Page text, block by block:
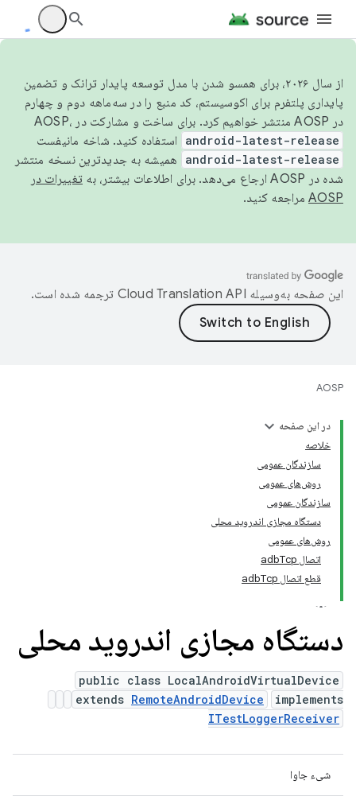
از سال ۲۰۲۶، برای همسو شدن با مدل توسعه پایدار ترانک و تضمین
پایداری پلتفرم برای اکوسیستم، کد منبع را در سه‌ماهه دوم و چهارم
در AOSP منتشر خواهیم کرد. برای ساخت و مشارکت در AOSP،
android-latest-release استفاده کنید. شاخه مانیفست
android-latest-release
همیشه به جدیدترین نسخه منتشر
شده در AOSP ارجاع می‌دهد. برای اطلاعات بیشتر، به
تغییرات در
AOSP مراجعه کنید.
این صفحه به‌وسیله ترجمه شده است.
AOSP
در این صفحه
خلاصه
سازندگان عمومی
روش‌های عمومی
سازندگان عمومی
دستگاه مجازی اندروید محلی
روش‌های عمومی
اتصال adbTcp
قطع اتصال adbTcp
دستگاه مجازی اندروید محلی
public class LocalAndroidVirtualDevice
extends RemoteAndroidDevice
implements
ITestLoggerReceiver
شیء جاوا